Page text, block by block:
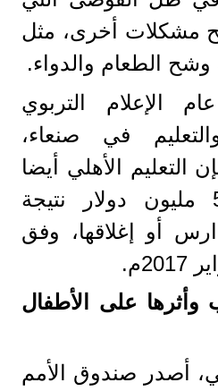
مشكلات أخرى، مثل
الطعام والدواء.
الإعلام التربوي
في صنعاء،
التعليم الأهلي أيضا
تضرر بحوالي 55 مليون دولار نتيجة
أو إغلاقها، وفق
وأثرها على الأطفال
أصدر صندوق الأمم